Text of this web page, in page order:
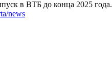
в ВТБ до конца 2025 года.
news